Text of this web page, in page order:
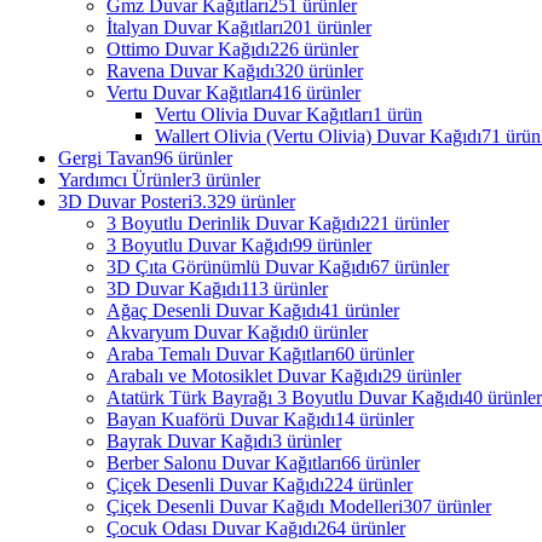
Gmz Duvar Kağıtları251 ürünler
İtalyan Duvar Kağıtları201 ürünler
Ottimo Duvar Kağıdı226 ürünler
Ravena Duvar Kağıdı320 ürünler
Vertu Duvar Kağıtları416 ürünler
Vertu Olivia Duvar Kağıtları1 ürün
Wallert Olivia (Vertu Olivia) Duvar Kağıdı71
Gergi Tavan96 ürünler
Yardımcı Ürünler3 ürünler
3D Duvar Posteri3.329 ürünler
3 Boyutlu Derinlik Duvar Kağıdı221 ürünler
3 Boyutlu Duvar Kağıdı99 ürünler
3D Çıta Görünümlü Duvar Kağıdı67 ürünler
3D Duvar Kağıdı113 ürünler
Ağaç Desenli Duvar Kağıdı41 ürünler
Akvaryum Duvar Kağıdı0 ürünler
Araba Temalı Duvar Kağıtları60 ürünler
Arabalı ve Motosiklet Duvar Kağıdı29 ürünler
Atatürk Türk Bayrağı 3 Boyutlu Duvar Kağıdı40 ürünler
Bayan Kuaförü Duvar Kağıdı14 ürünler
Bayrak Duvar Kağıdı3 ürünler
Berber Salonu Duvar Kağıtları66 ürünler
Çiçek Desenli Duvar Kağıdı224 ürünler
Çiçek Desenli Duvar Kağıdı Modelleri307 ürünler
Çocuk Odası Duvar Kağıdı264 ürünler